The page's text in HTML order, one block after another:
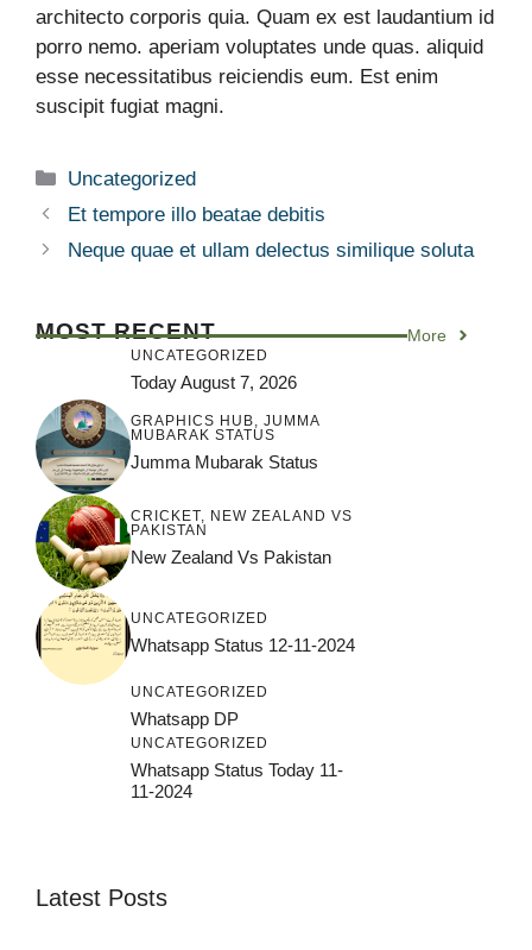
architecto corporis quia. Quam ex est laudantium id
porro nemo. aperiam voluptates unde quas. aliquid
esse necessitatibus reiciendis eum. Est enim
suscipit fugiat magni.
Uncategorized
Et tempore illo beatae debitis
Neque quae et ullam delectus similique soluta
MOST RECENT More
UNCATEGORIZED
Today August 7, 2026
GRAPHICS HUB, JUMMA
MUBARAK STATUS
Jumma Mubarak Status
CRICKET, NEW ZEALAND VS
PAKISTAN
New Zealand Vs Pakistan
UNCATEGORIZED
Whatsapp Status 12-11-2024
UNCATEGORIZED
Whatsapp DP
UNCATEGORIZED
Whatsapp Status Today 11-
11-2024
Latest Posts